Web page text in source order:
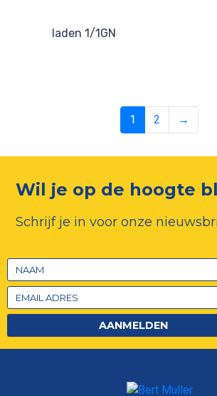
laden 1/1GN
1 2 →
Wil je op de hoogte
Schrijf je in voor onze
AANMELDEN